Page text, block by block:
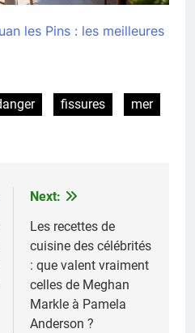
les Pins : les meilleures
fissures
mer
Next:
Les recettes de
cuisine des célébrités
: que valent vraiment
celles de Meghan
Markle à Pamela
Anderson ?